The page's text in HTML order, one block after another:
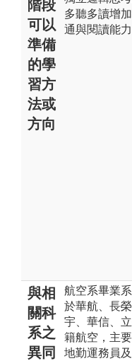
階段
可以
準備
的學
習方
法或
方向
多聽多讀增
通與閱讀能力
與相
關科
系之
異同
航空系畢業
於華航、長
宇、華信、
籍航空，主
地勤運務員